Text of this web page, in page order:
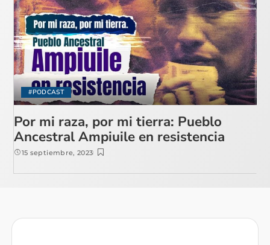
#PODCAST
Por mi raza, por mi tierra: Pueblo
Ancestral Ampiuile en resistencia
15 septiembre, 2023